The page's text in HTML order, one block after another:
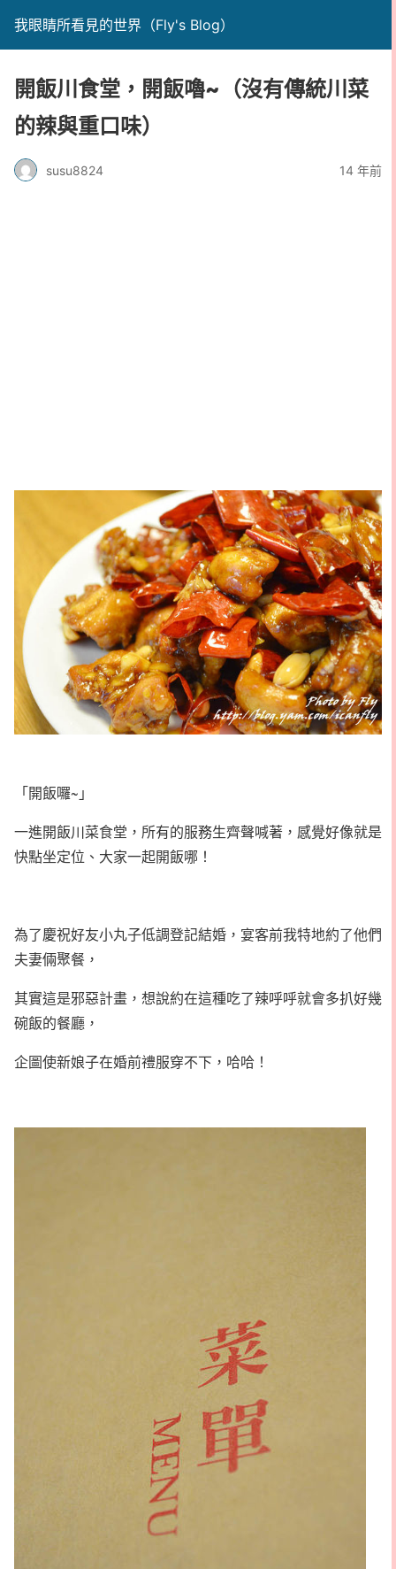
我眼睛所看見的世界（Fly's Blog）
開飯川食堂，開飯嚕~（沒有傳統川菜
的辣與重口味）
susu8824 14 年前
「開飯囉~」
一進開飯川菜食堂，所有的服務生齊聲喊著，感覺好像就是
快點坐定位、大家一起開飯哪！
為了慶祝好友小丸子低調登記結婚，宴客前我特地約了他們
夫妻倆聚餐，
其實這是邪惡計畫，想說約在這種吃了辣呼呼就會多扒好幾
碗飯的餐廳，
企圖使新娘子在婚前禮服穿不下，哈哈！